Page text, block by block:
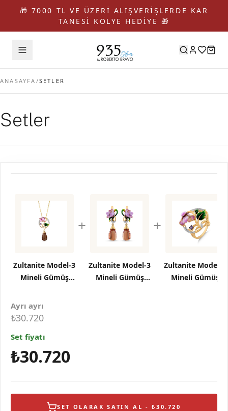
🎁 7000 TL VE ÜZERİ ALIŞVERİŞLERDE KAR
TANESİ KOLYE HEDİYE 🎁
ANASAYFA /SETLER
Setler
Zultanite Model-3
Mineli Gümüş
+
Zultanite Model-3
Mineli Gümüş
+
Zultanite Model-3
Mineli Gümüş
Ayrı ayrı
₺30.720
Set fiyatı
₺30.720
SET OLARAK SATIN AL - ₺30.720